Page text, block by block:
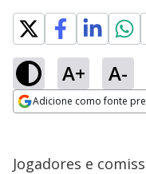
A+ A-
Adicione como fonte
Jogadores e